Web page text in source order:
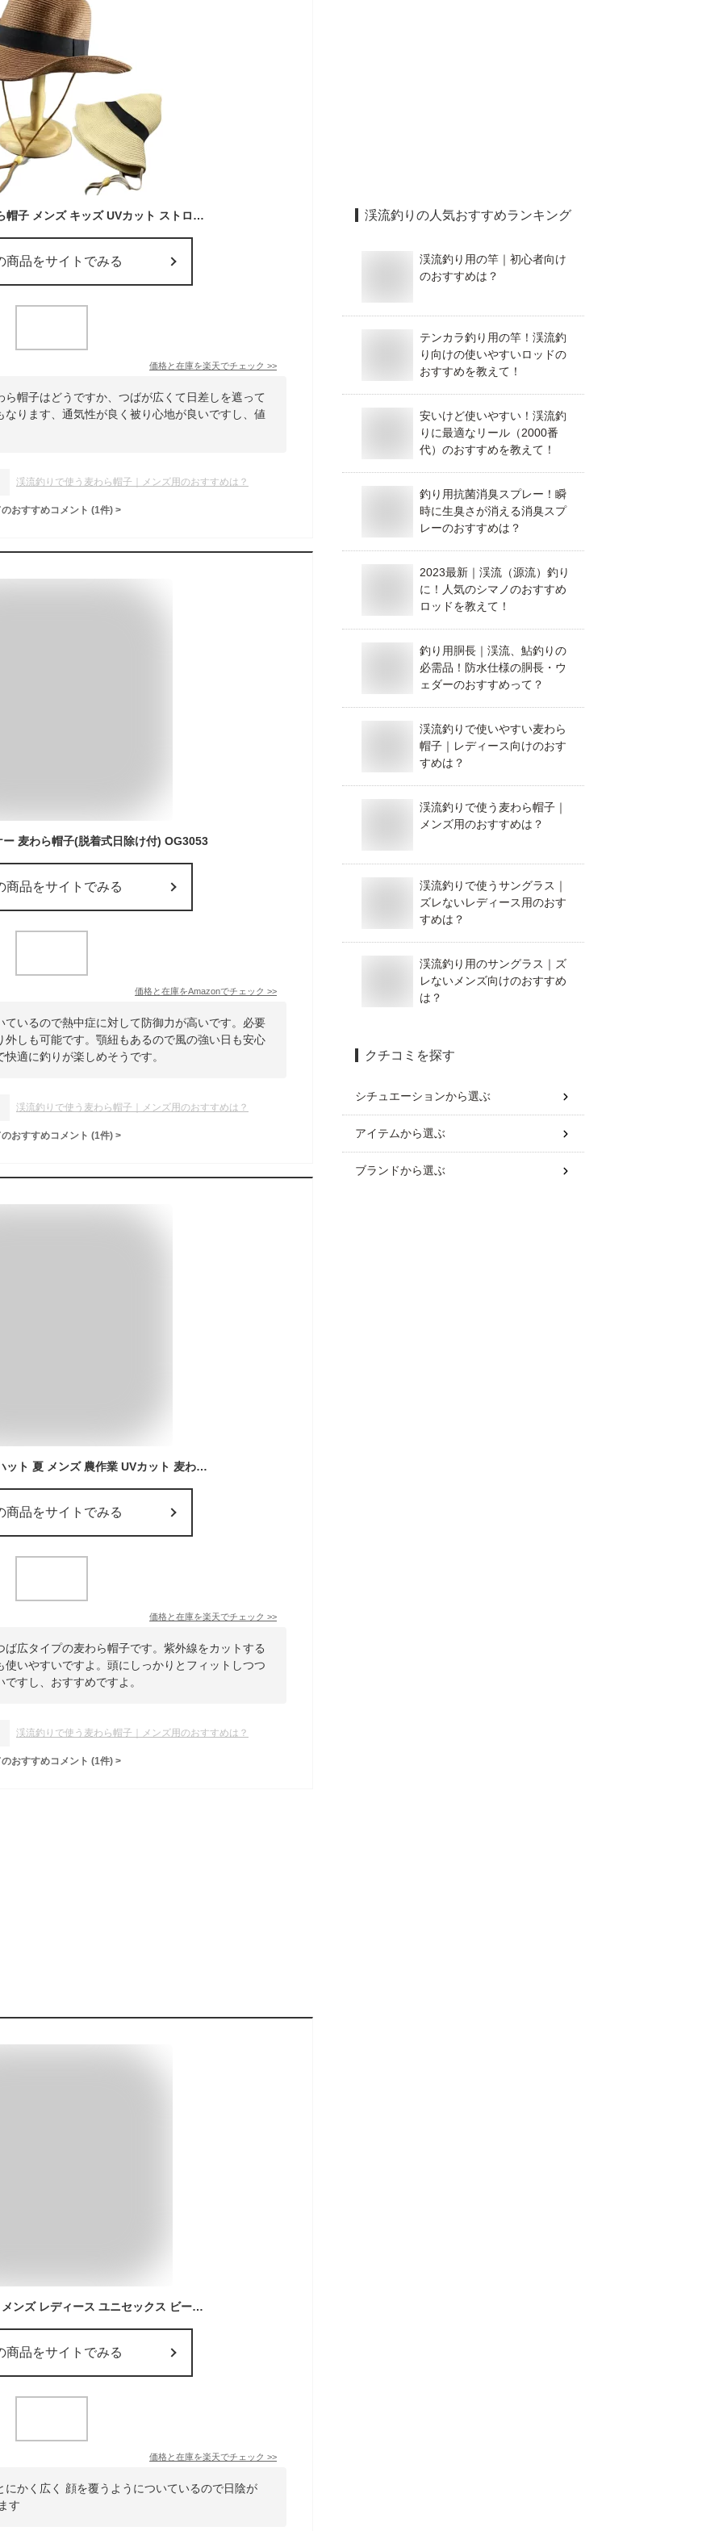
折りたたみ可能 麦わら帽子 メンズ キッズ UVカット ストローハット 夏 つば広 日除け 中折れ 大きいサイズ 大人 子供 男の子 紫外線対策 折り畳み 日よけ帽子 ビーチ 海 農作業 草刈り アウトドア 62cm 63cm
商品をサイトでみる
価格と在庫を楽天でチェック >>
帽子はどうですか、つばが広くて日差しを遮って
ります、通気性が良く被り心地が良いですし、値
渓流釣りで使う麦わら帽子｜メンズ用のおすすめは？
おすすめコメント (1件) >
麦わら帽子(脱着式日除け付) OG3053
商品をサイトでみる
価格と在庫をAmazonでチェック >>
いるので熱中症に対して防御力が高いです。必要
しも可能です。顎紐もあるので風の強い日も安心
適に釣りが楽しめそうです。
渓流釣りで使う麦わら帽子｜メンズ用のおすすめは？
おすすめコメント (1件) >
麦わら帽子 ストローハット 夏 メンズ 農作業 UVカット 麦わら UV対策 中折れハット ぼうし カウボーイハット ガーデニング 日よけ つば広 レディース 釣り ゴルフ 紫外線 折りたたみ 帽子 ペーパーハット 父の日 春 帽子
商品をサイトでみる
価格と在庫を楽天でチェック >>
広タイプの麦わら帽子です。紫外線をカットする
いやすいですよ。頭にしっかりとフィットしつつ
すし、おすすめですよ。
渓流釣りで使う麦わら帽子｜メンズ用のおすすめは？
おすすめコメント (1件) >
ライフガードハット2 メンズ レディース ユニセックス ビーチドデイズ 公式 BEACHED DAYS 帽子 麦わら帽子 ハット あご紐 つば広 男性 女性 男女兼用 サーフィン ビーチ 釣り海水浴 キャンプ アウトドア 農作業 農業 ストラップ フェス
商品をサイトでみる
価格と在庫を楽天でチェック >>
かく広く 顔を覆うようについているので日陰が
す
渓流釣り の人気おすすめランキング
渓流釣り用の竿｜初心者向け
のおすすめは？
テンカラ釣り用の竿！渓流釣
り向けの使いやすいロッドの
おすすめを教えて！
安いけど使いやすい！渓流釣
りに最適なリール（2000番
代）のおすすめを教えて！
釣り用抗菌消臭スプレー！瞬
時に生臭さが消える消臭スプ
レーのおすすめは？
2023最新｜渓流（源流）釣り
に！人気のシマノのおすすめ
ロッドを教えて！
釣り用胴長｜渓流、鮎釣りの
必需品！防水仕様の胴長・ウ
ェダーのおすすめって？
渓流釣りで使いやすい麦わら
帽子｜レディース向けのおす
すめは？
渓流釣りで使う麦わら帽子｜
メンズ用のおすすめは？
渓流釣りで使うサングラス｜
ズレないレディース用のおす
すめは？
渓流釣り用のサングラス｜ズ
レないメンズ向けのおすすめ
は？
クチコミを探す
シチュエーションから選ぶ
アイテムから選ぶ
ブランドから選ぶ